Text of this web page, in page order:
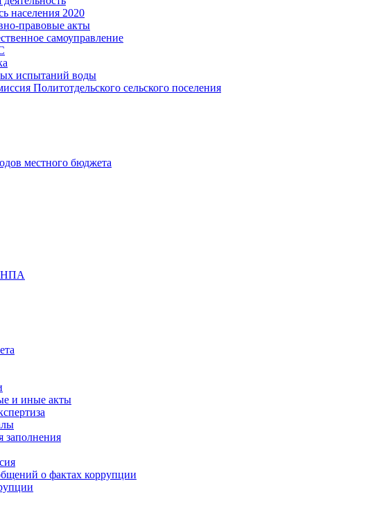
населения 2020
правовые акты
самоуправление
испытаний воды
Политотдельского сельского поселения
местного бюджета
НПА
и иные акты
заполнения
о фактах коррупции